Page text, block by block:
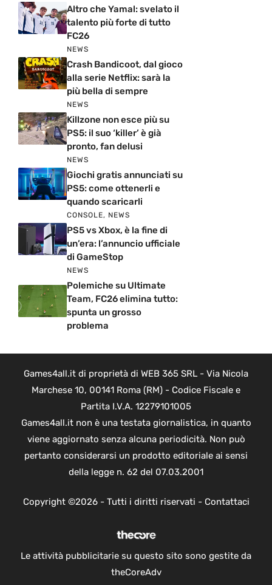
Altro che Yamal: svelato il
talento più forte di tutto
FC26
NEWS
Crash Bandicoot, dal gioco
alla serie Netflix: sarà la
più bella di sempre
NEWS
Killzone non esce più su
PS5: il suo ‘killer’ è già
pronto, fan delusi
NEWS
Giochi gratis annunciati su
PS5: come ottenerli e
quando scaricarli
CONSOLE, NEWS
PS5 vs Xbox, è la fine di
un’era: l’annuncio ufficiale
di GameStop
NEWS
Polemiche su Ultimate
Team, FC26 elimina tutto:
spunta un grosso
problema
Games4all.it di proprietà di WEB 365 SRL - Via Nicola
Marchese 10, 00141 Roma (RM) - Codice Fiscale e
Partita I.V.A. 12279101005
Games4all.it non è una testata giornalistica, in quanto
viene aggiornato senza alcuna periodicità. Non può
pertanto considerarsi un prodotto editoriale ai sensi
della legge n. 62 del 07.03.2001
Copyright ©2026 - Tutti i diritti riservati - Contattaci
Le attività pubblicitarie su questo sito sono gestite da
theCoreAdv